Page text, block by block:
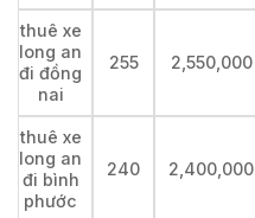
thuê xe
long an
đi đồng
nai
255 2,550,000
thuê xe
long an
đi bình
phước
240 2,400,000